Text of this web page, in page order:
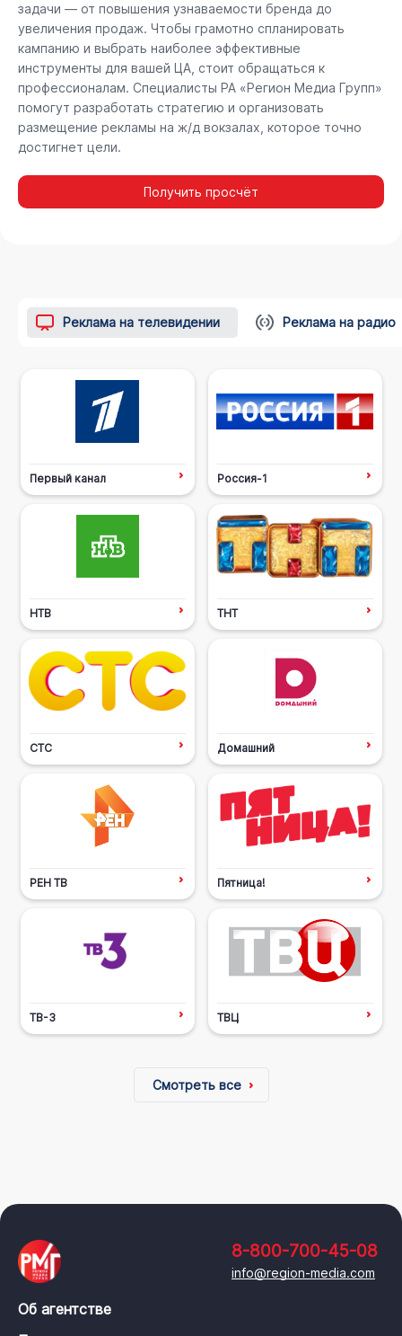
задачи — от повышения узнаваемости бренда до
увеличения продаж. Чтобы грамотно спланировать
кампанию и выбрать наиболее эффективные
инструменты для вашей ЦА, стоит обращаться к
профессионалам. Специалисты РА «Регион Медиа Групп»
помогут разработать стратегию и организовать
размещение рекламы на ж/д вокзалах, которое точно
достигнет цели.
Получить просчёт
Реклама на телевидении Реклама на радио
Первый канал Россия-1
НТВ ТНТ
СТС Домашний
РЕН ТВ Пятница!
ТВ-3 ТВЦ
Смотреть все
8-800-700-45-08
info@region-media.com
Об агентстве